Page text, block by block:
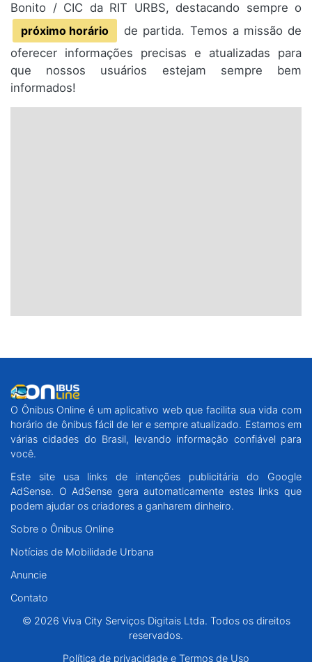
Bonito / CIC da RIT URBS, destacando sempre o
próximo horário
de partida. Temos a missão de
oferecer informações precisas e atualizadas para
que nossos usuários estejam sempre bem
informados!
O Ônibus Online é um aplicativo web que facilita sua vida com
horário de ônibus fácil de ler e sempre atualizado. Estamos em
várias cidades do Brasil, levando informação confiável para
você.
Este site usa links de intenções publicitária do Google
AdSense. O AdSense gera automaticamente estes links que
podem ajudar os criadores a ganharem dinheiro.
Sobre o Ônibus Online
Notícias de Mobilidade Urbana
Anuncie
Contato
© 2026 Viva City Serviços Digitais Ltda. Todos os direitos
reservados.
Política de privacidade e Termos de Uso